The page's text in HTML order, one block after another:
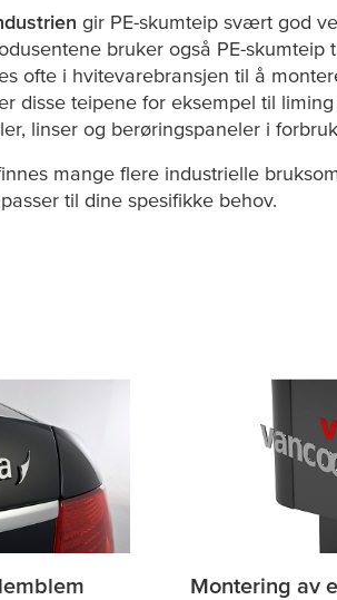
gir PE-skumteip svært god
bruker også PE-
ofte i hvitevarebransjen til å
disse teipene for eksempel til
linser og berøringspaneler i
mange flere industrielle
til dine spesifikke behov.
Montering av